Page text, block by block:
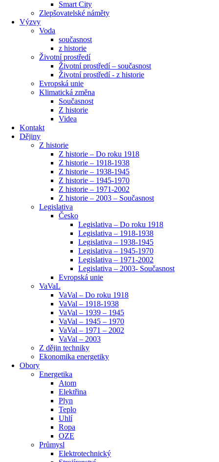
Smart City
Zlepšovatelské náměty
Výzvy
Voda
současnost
z historie
Životní prostředí
Životní prostředí – současnost
Životní prostředí ​- z historie
Evropská unie
Klimatická změna
Současnost
Z historie
Videa
Kontakt
Dějiny
Z historie
Z historie – Do roku 1918
Z historie – 1918-1938
Z historie – 1938-1945
Z historie – 1945-1970
Z historie – 1971-2002
Z historie – 2003 – Současnost
Legislativa
Česko
Legislativa – Do roku 1918
Legislativa – 1918-1938
Legislativa – 1938-1945
Legislativa – 1945-1970
Legislativa – 1971-2002
Legislativa – 2003- Současnost
Evropská unie
VaVaL
VaVal – Do roku 1918
VaVal – 1918-1938
VaVal – 1939 – 1945
VaVal – 1945 – 1970
VaVal – 1971 – 2002
VaVal – 2003
Z dějin techniky
Ekonomika energetiky
Obory
Energetika
Atom
Elektřina
Plyn
Teplo
Uhlí
Ropa
OZE
Průmysl
Elektrotechnický